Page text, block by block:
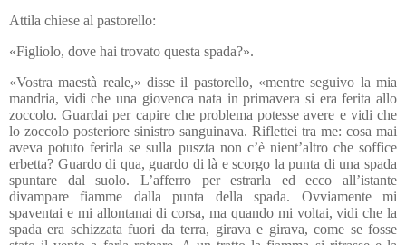
Attila chiese al pastorello:
«Figliolo, dove hai trovato questa spada?».
«Vostra maestà reale,» disse il pastorello, «mentre seguivo la mia
mandria, vidi che una giovenca nata in primavera si era ferita allo
zoccolo. Guardai per capire che problema potesse avere e vidi che
lo zoccolo posteriore sinistro sanguinava. Riflettei tra me: cosa mai
aveva potuto ferirla se sulla puszta non c’è nient’altro che soffice
erbetta? Guardo di qua, guardo di là e scorgo la punta di una spada
spuntare dal suolo. L’afferro per estrarla ed ecco all’istante
divampare fiamme dalla punta della spada. Ovviamente mi
spaventai e mi allontanai di corsa, ma quando mi voltai, vidi che la
spada era schizzata fuori da terra, girava e girava, come se fosse